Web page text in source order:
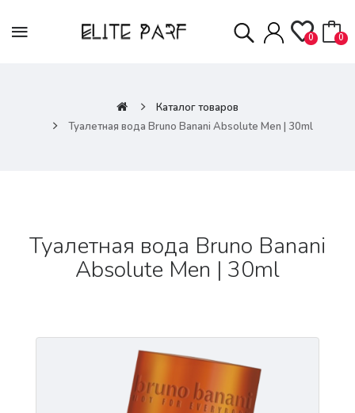
0 0
Каталог товаров
Туалетная вода Bruno Banani Absolute Men | 30ml
Туалетная вода Bruno Banani
Absolute Men | 30ml